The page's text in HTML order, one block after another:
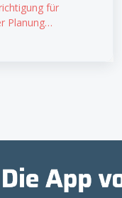
für
Planung